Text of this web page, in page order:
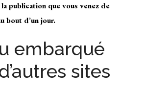
publication que vous venez de
bout d’un jour.
embarqué
sites